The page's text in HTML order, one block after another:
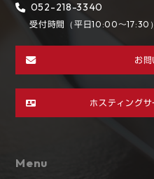
052-218-3340
受付時間（平日10:00～17:30）
お
ホスティング
Menu